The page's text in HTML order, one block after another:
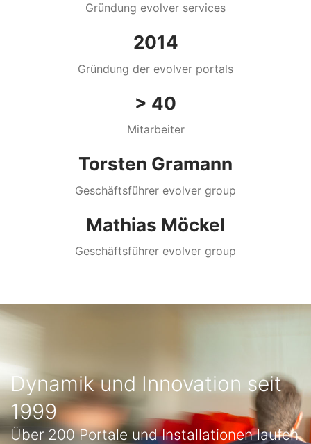
Gründung evolver services
2014
Gründung der evolver portals
> 40
Mitarbeiter
Torsten Gramann
Geschäftsführer evolver group
Mathias Möckel
Geschäftsführer evolver group
Dynamik und Innovation seit
1999
Über 200 Portale und Installationen laufen